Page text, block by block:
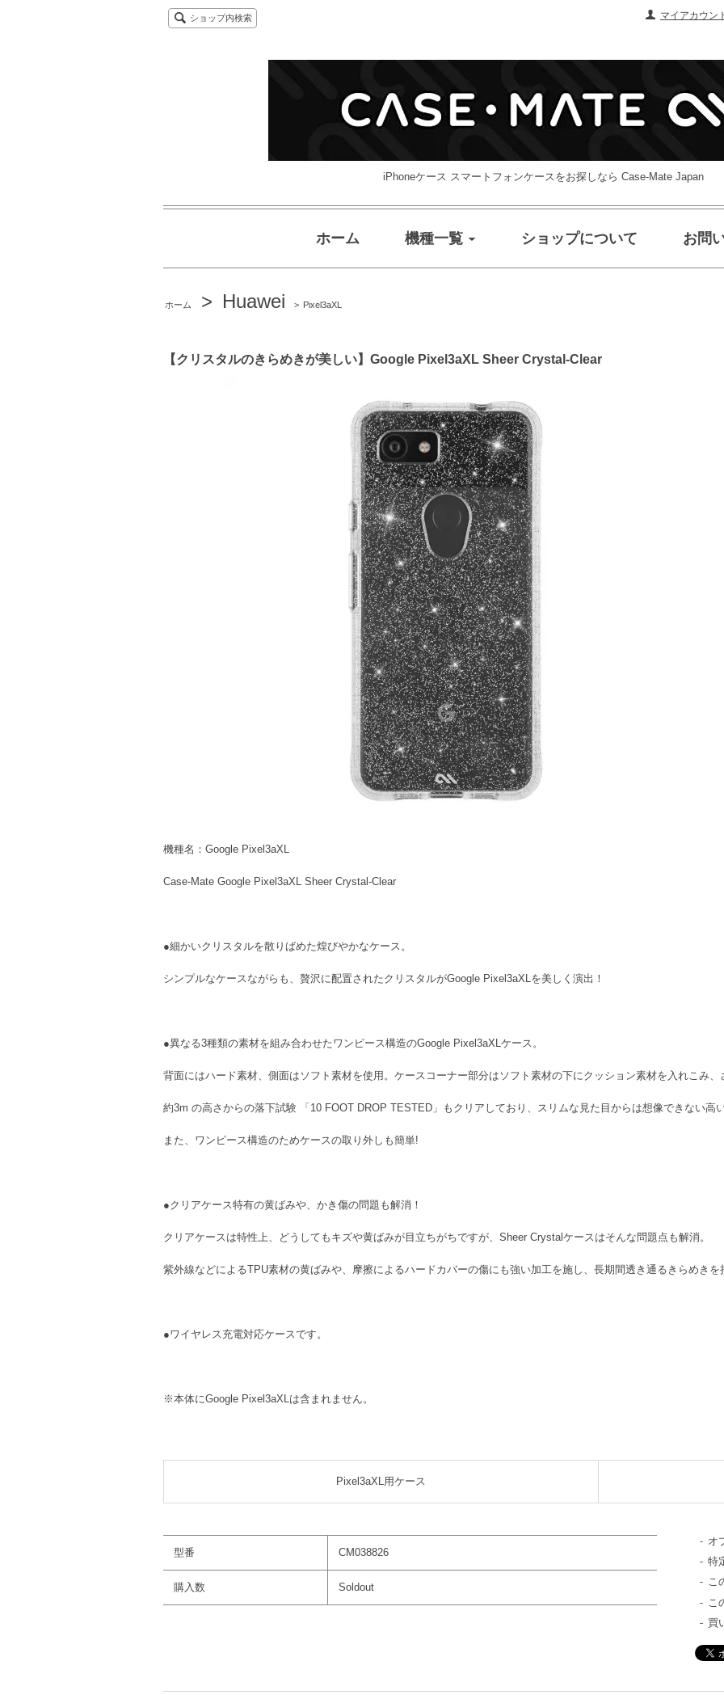
マイアカウン
ショップ内検索
iPhoneケース スマートフォンケースをお探しなら Case-Mate Japan
ホーム 機種一覧 ショップについて お問
ホーム > Huawei > Pixel3aXL
【クリスタルのきらめきが美しい】Google Pixel3aXL Sheer Crystal-Clear
機種名：Google Pixel3aXL
Case-Mate Google Pixel3aXL Sheer Crystal-Clear
●細かいクリスタルを散りばめた煌びやかなケース。
シンプルなケースながらも、贅沢に配置されたクリスタルがGoogle Pixel3aXLを美しく演出！
●異なる3種類の素材を組み合わせたワンピース構造のGoogle Pixel3aXLケース。
背面にはハード素材、側面はソフト素材を使用。ケースコーナー部分はソフト素材の下にクッション素材を入れこみ、
約3m の高さからの落下試験 「10 FOOT DROP TESTED」もクリアしており、スリムな見た目からは想像できない高
また、ワンピース構造のためケースの取り外しも簡単!
●クリアケース特有の黄ばみや、かき傷の問題も解消！
クリアケースは特性上、どうしてもキズや黄ばみが目立ちがちですが、Sheer Crystalケースはそんな問題点も解消。
紫外線などによるTPU素材の黄ばみや、摩擦によるハードカバーの傷にも強い加工を施し、長期間透き通るきらめきを
●ワイヤレス充電対応ケースです。
※本体にGoogle Pixel3aXLは含まれません。
Pixel3aXL用ケース
型番 CM038826
購入数 Soldout
オ
特
こ
こ
買